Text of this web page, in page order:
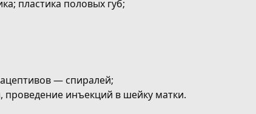
пластика половых губ;
— спиралей;
инъекций в шейку матки.